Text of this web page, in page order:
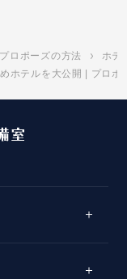
プロポーズの方法
ホテ
ホテルを大公開 | プロポ